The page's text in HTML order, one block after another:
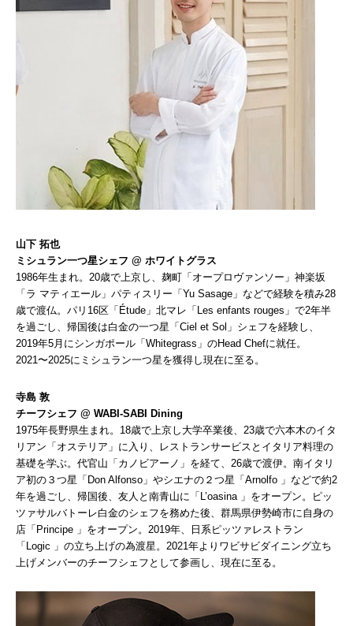
山下 拓也
ミシュラン一つ星シェフ @ ホワイトグラス
1986年生まれ。20歳で上京し、麹町「オープロヴァンソー」神楽坂
「ラ マティエール」パティスリー「Yu Sasage」などで経験を積み28
歳で渡仏。パリ16区「Étude」北マレ「Les enfants rouges」で2年半
を過ごし、帰国後は白金の一つ星「Ciel et Sol」シェフを経験し、
2019年5月にシンガポール「Whitegrass」のHead Chefに就任。
2021〜2025にミシュラン一つ星を獲得し現在に至る。
寺島 敦
チーフシェフ @ WABI-SABI Dining
1975年長野県生まれ。18歳で上京し大学卒業後、23歳で六本木のイタ
リアン「オステリア」に入り、レストランサービスとイタリア料理の
基礎を学ぶ。代官山「カノビアーノ」を経て、26歳で渡伊。南イタリ
ア初の３つ星「Don Alfonso」やシエナの２つ星「Arnolfo 」などで約2
年を過ごし、帰国後、友人と南青山に「L’oasina 」をオープン。ピッ
ツァサルバトーレ白金のシェフを務めた後、群馬県伊勢崎市に自身の
店「Principe 」をオープン。2019年、日系ピッツァレストラン
「Logic 」の立ち上げの為渡星。2021年よりワビサビダイニング立ち
上げメンバーのチーフシェフとして参画し、現在に至る。